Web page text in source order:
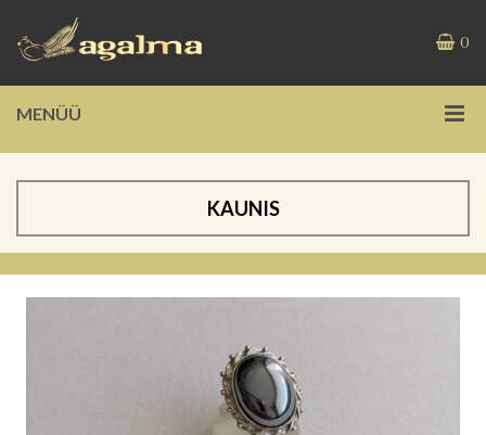
0
MENÜÜ
KAUNIS